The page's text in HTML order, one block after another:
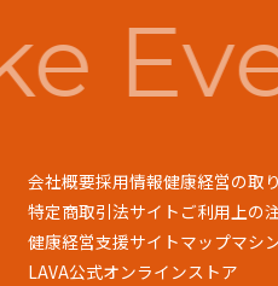
会社概要採用情報健康経営の取
特定商取引法サイトご利用上の
健康経営支援サイトマップマシ
LAVA公式オンラインストア